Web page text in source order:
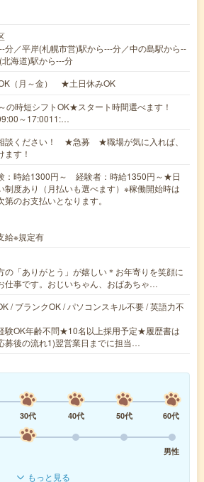
分／平岸(札幌市営)駅から---分／中の島駅から--
海道)駅から---分
（月～金） ★土日休みOK
の時短シフトOK★スタート時間選べます！
～17:0011:…
談ください！ ★急募 ★職場が気に入れば、
ます！
：時給1300円～ 経験者：時給1350円～★日
制度あり（月払いも選べます）※稼働開始時は
第のお支払いとなります。
給※規定有
の「ありがとう」が嬉しい＊お年寄りを笑顔に
仕事です。おじいちゃん、おばあちゃ…
/ ブランクOK / パソコンスキル不要 / 英語力不
験OK年齢不問★10名以上採用予定★履歴書は
募後の流れ1)翌営業日までに担当…
30代 40代 50代
60代
男性
もっと見る